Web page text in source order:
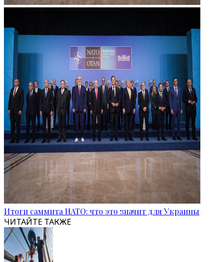
Итоги саммита НАТО: что это значит для Украины
ЧИТАЙТЕ ТАКЖЕ